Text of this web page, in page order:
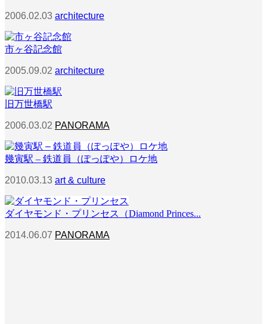
2006.02.03 architecture
市ヶ谷記念館
2005.09.02 architecture
旧万世橋駅
2006.03.02 PANORAMA
幾寅駅 – 鉄道員（ぽっぽや）ロケ地
2010.03.13 art & culture
ダイヤモンド・プリンセス（Diamond Princes...
2014.06.07 PANORAMA